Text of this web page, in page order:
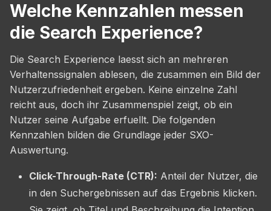
Welche Kennzahlen messen
die Search Experience?
Die Search Experience laesst sich an mehreren
Verhaltenssignalen ablesen, die zusammen ein Bild der
Nutzerzufriedenheit ergeben. Keine einzelne Zahl
reicht aus, doch ihr Zusammenspiel zeigt, ob ein
Nutzer seine Aufgabe erfuellt. Die folgenden
Kennzahlen bilden die Grundlage jeder SXO-
Auswertung.
Click-Through-Rate (CTR): Anteil der Nutzer, die
in den Suchergebnissen auf das Ergebnis klicken.